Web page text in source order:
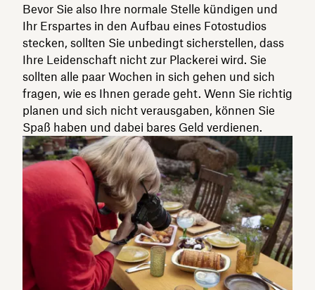
Bevor Sie also Ihre normale Stelle kündigen und
Ihr Erspartes in den Aufbau eines Fotostudios
stecken, sollten Sie unbedingt sicherstellen, dass
Ihre Leidenschaft nicht zur Plackerei wird. Sie
sollten alle paar Wochen in sich gehen und sich
fragen, wie es Ihnen gerade geht. Wenn Sie richtig
planen und sich nicht verausgaben, können Sie
Spaß haben und dabei bares Geld verdienen.